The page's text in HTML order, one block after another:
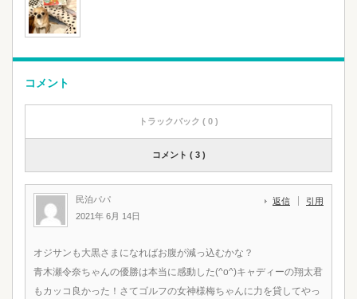
コメント
トラックバック ( 0 )
コメント ( 3 )
民泊パパ
2021年 6月 14日
返信 引用
オジサンも大黒さまになればお腹が減っ込むかな？
青木瀬令奈ちゃんの優勝は本当に感動した(^o^)キャディーの翔太君
もカッコ良かった！さてゴルフの女神様梅ちゃんに力を貸してやっ